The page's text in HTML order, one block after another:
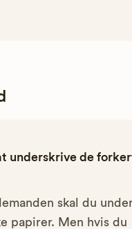
underskrive de
skal du
papirer. Men hvis du